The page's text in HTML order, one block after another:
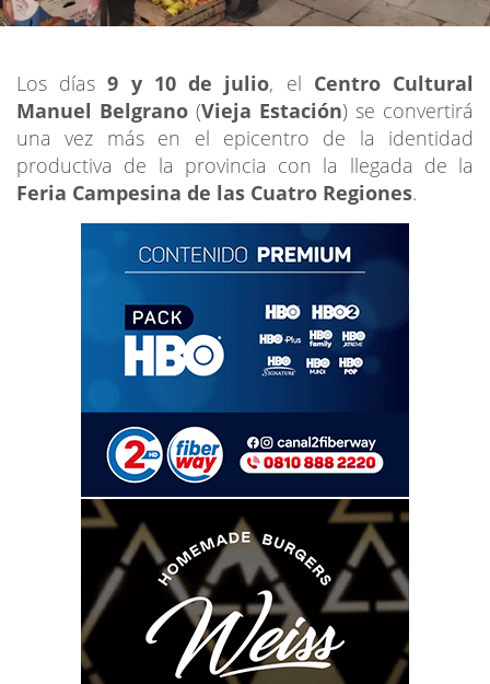
Los días9 y 10 de julio, el Centro Cultural
Manuel Belgrano (Vieja Estación) se convertirá
una vez más en el epicentro de la identidad
productiva de la provincia con la llegada de la
Feria Campesina de las Cuatro Regiones.